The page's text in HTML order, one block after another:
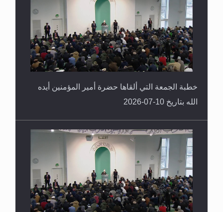
خطبة الجمعة التي ألقاها حضرة أمير المؤمنين أيده
الله بتاريخ 10-07-2026